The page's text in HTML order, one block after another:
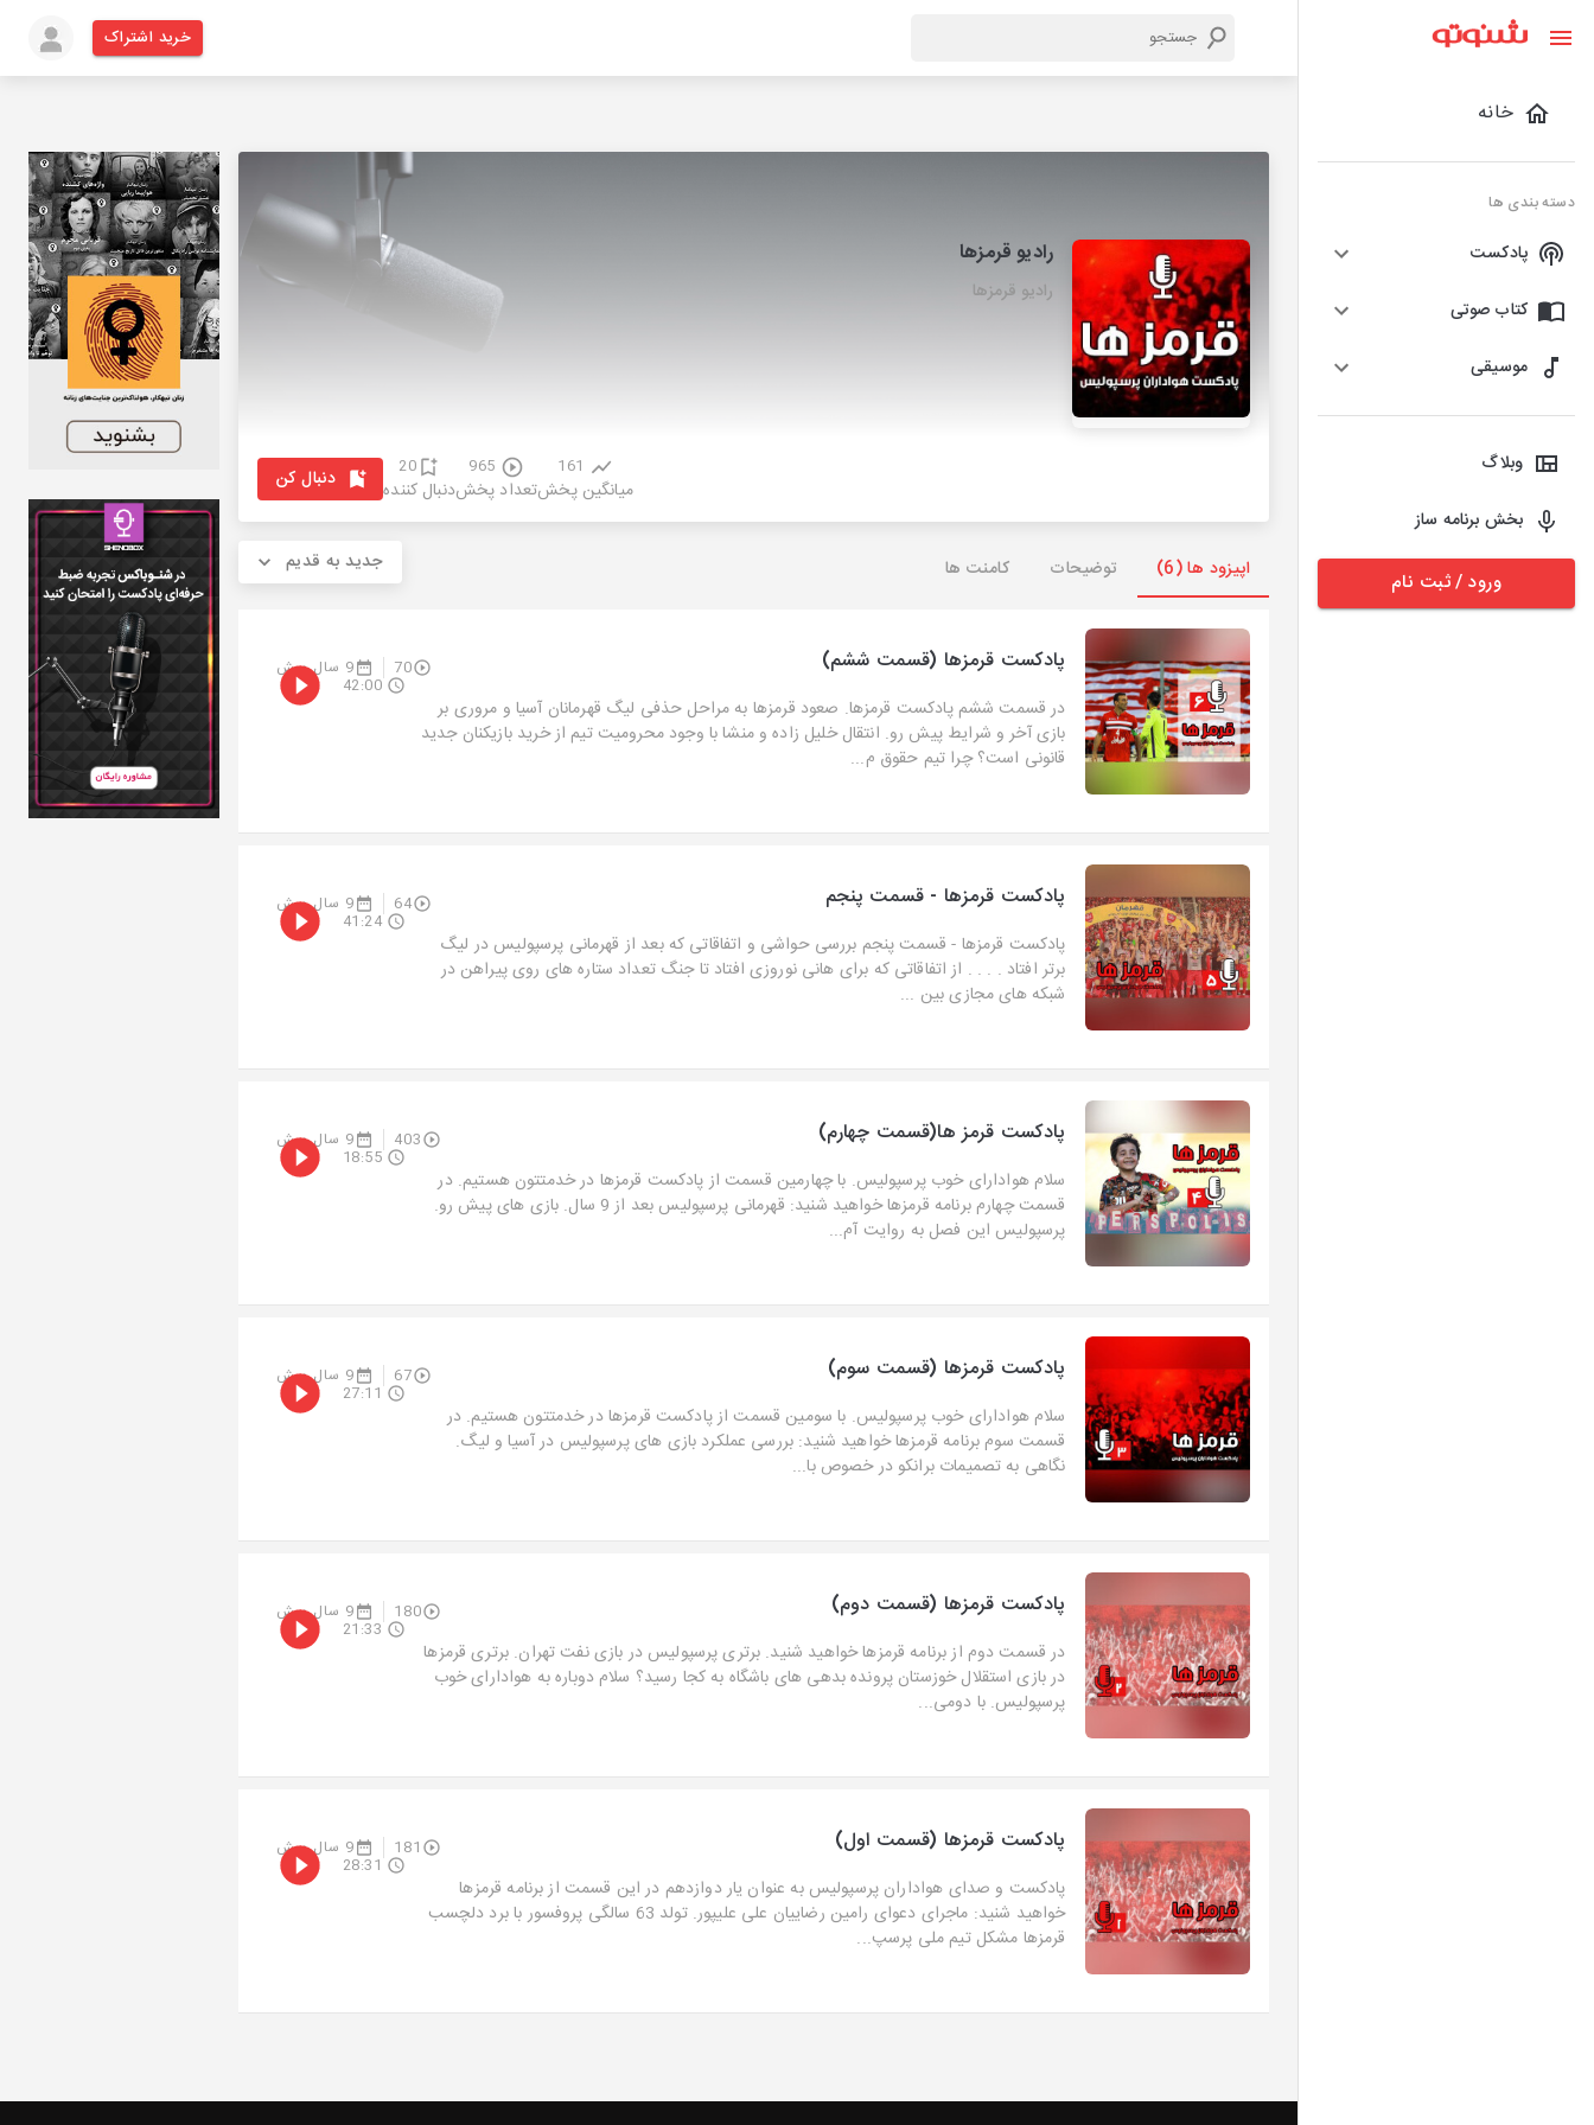
خانه
دسته بندی ها
پادکست
کتاب صوتی
موسیقی
وبلاگ
بخش برنامه ساز
ورود / ثبت نام
خرید اشتراک
رادیو قرمزها
رادیو قرمزها
161
میانگین پخش
965
تعداد پخش
20
دنبال کننده دنبال کن
اپیزود ها (6) توضیحات کامنت ها جدید به قدیم
پادکست قرمزها (قسمت ششم) 70 9 سال پیش
در قسمت ششم پادکست قرمزها. صعود قرمزها به مراحل حذفی لیگ قهرمانان آسیا و مروری بر
بازی آخر و شرایط پیش رو. انتقال خلیل زاده و منشا با وجود محرومیت تیم از خرید بازیکنان جدید
قانونی است؟ چرا تیم حقوق م...
42:00
پادکست قرمزها - قسمت پنجم 64 9 سال پیش
پادکست قرمزها - قسمت پنجم بررسی حواشی و اتفاقاتی که بعد از قهرمانی پرسپولیس در لیگ
برتر افتاد . . . . از اتفاقاتی که برای هانی نوروزی افتاد تا جنگ تعداد ستاره های روی پیراهن در
شبکه های مجازی بین ...
41:24
پادکست قرمز ها(قسمت چهارم) 403 9 سال پیش
سلام هوادارای خوب پرسپولیس. با چهارمین قسمت از پادکست قرمزها در خدمتتون هستیم. در
قسمت چهارم برنامه قرمزها خواهید شنید: قهرمانی پرسپولیس بعد از 9 سال. بازی های پیش رو.
پرسپولیس این فصل به روایت آم...
18:55
پادکست قرمزها (قسمت سوم) 67 9 سال پیش
سلام هوادارای خوب پرسپولیس. با سومین قسمت از پادکست قرمزها در خدمتتون هستیم. در
قسمت سوم برنامه قرمزها خواهید شنید: بررسی عملکرد بازی های پرسپولیس در آسیا و لیگ.
نگاهی به تصمیمات برانکو در خصوص با...
27:11
پادکست قرمزها (قسمت دوم) 180 9 سال پیش
در قسمت دوم از برنامه قرمزها خواهید شنید. برتری پرسپولیس در بازی نفت تهران. برتری قرمزها
در بازی استقلال خوزستان پرونده بدهی های باشگاه به کجا رسید؟ سلام دوباره به هوادارای خوب
پرسپولیس. با دومی...
21:33
پادکست قرمزها (قسمت اول) 181 9 سال پیش
پادکست و صدای هواداران پرسپولیس به عنوان یار دوازدهم در این قسمت از برنامه قرمزها
خواهید شنید: ماجرای دعوای رامین رضاییان علی علیپور. تولد 63 سالگی پروفسور با برد دلچسب
قرمزها مشکل تیم ملی پرسپ...
28:31